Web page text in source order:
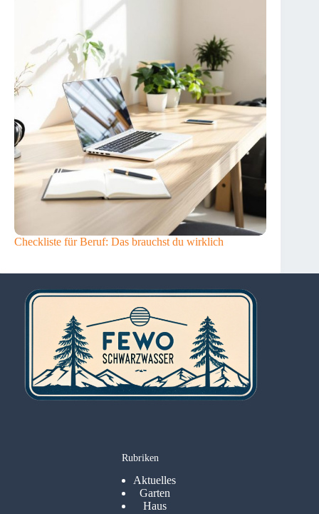
Checkliste für Beruf: Das brauchst du wirklich
Rubriken
Aktuelles
Garten
Haus